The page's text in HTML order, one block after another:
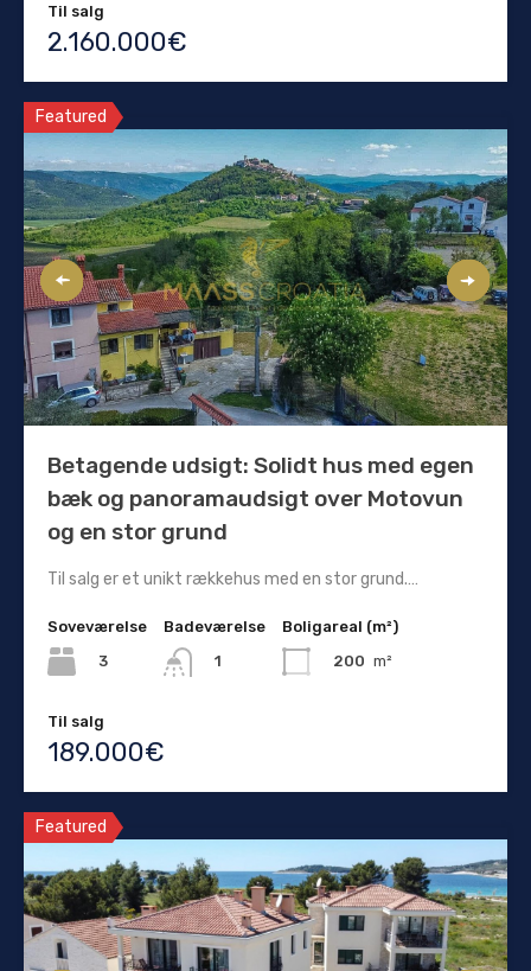
Til salg
2.160.000€
Featured
Betagende udsigt: Solidt hus med egen
bæk og panoramaudsigt over Motovun
og en stor grund
Til salg er et unikt rækkehus med en stor grund.…
Soveværelse
3
Badeværelse
1
Boligareal (m²)
200 m²
Til salg
189.000€
Featured